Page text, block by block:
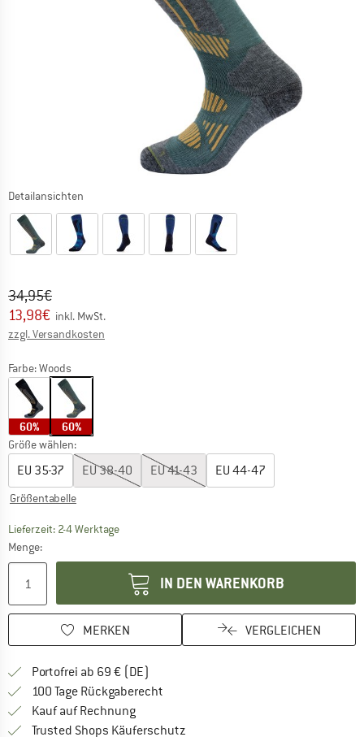
Detailansichten
Ursprünglicher Preis :
34,95€
Preis:
13,98€ inkl. MwSt.
zzgl. Versandkosten
Farbe:Woods
60% 60%
Größe wählen:
EU 35-37 EU38-40 EU41-43 EU 44-47
Größentabelle
Lieferzeit: 2-4 WerktageDer Link öffnet sich in einer Infobox und
Menge:
IN DEN WARENKORB
MERKEN VERGLEICHEN
Portofrei ab 69 € (DE)
100 Tage Rückgaberecht
Kauf auf RechnungFinde die Zahlungs-Infos hier! Öffnet
Trusted Shops Käuferschutz